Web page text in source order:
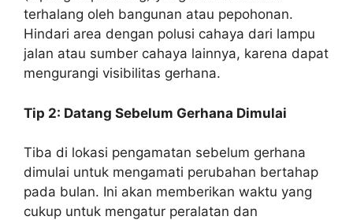
terhalang oleh bangunan atau pepohonan.
Hindari area dengan polusi cahaya dari lampu
jalan atau sumber cahaya lainnya, karena dapat
mengurangi visibilitas gerhana.
Tip 2: Datang Sebelum Gerhana Dimulai
Tiba di lokasi pengamatan sebelum gerhana
dimulai untuk mengamati perubahan bertahap
pada bulan. Ini akan memberikan waktu yang
cukup untuk mengatur peralatan dan